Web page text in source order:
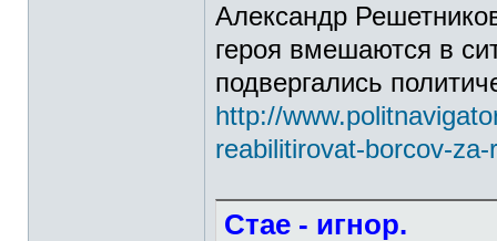
Александр
героя вмешаются в
подвергались
http://
reabilitirovat-borcov-
Стае - игнор.